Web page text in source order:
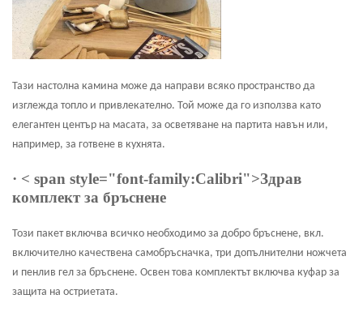
Тази настолна камина може да направи всяко пространство да
изглежда топло и привлекателно. Той може да го използва като
елегантен център на масата, за осветяване на партита навън или,
например, за готвене в кухнята.
· < span style="font-family:Calibri">Здрав
комплект за бръснене
Този пакет включва всичко необходимо за добро бръснене, вкл.
включително качествена самобръсначка, три допълнителни ножчета
и пенлив гел за бръснене. Освен това комплектът включва куфар за
защита на остриетата.